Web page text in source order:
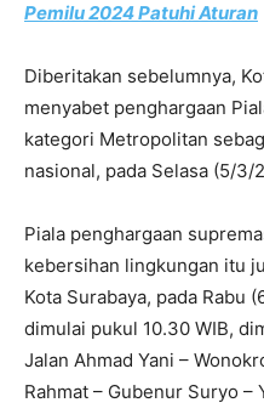
Pemilu 2024 Patuhi Aturan
Diberitakan sebelumnya,
menyabet penghargaan
kategori Metropolitan
nasional, pada Selasa (5/3/
Piala penghargaan
kebersihan lingkungan itu
Kota Surabaya, pada Rabu
dimulai pukul 10.30 WIB,
Jalan Ahmad Yani –
Rahmat – Gubenur Suryo –